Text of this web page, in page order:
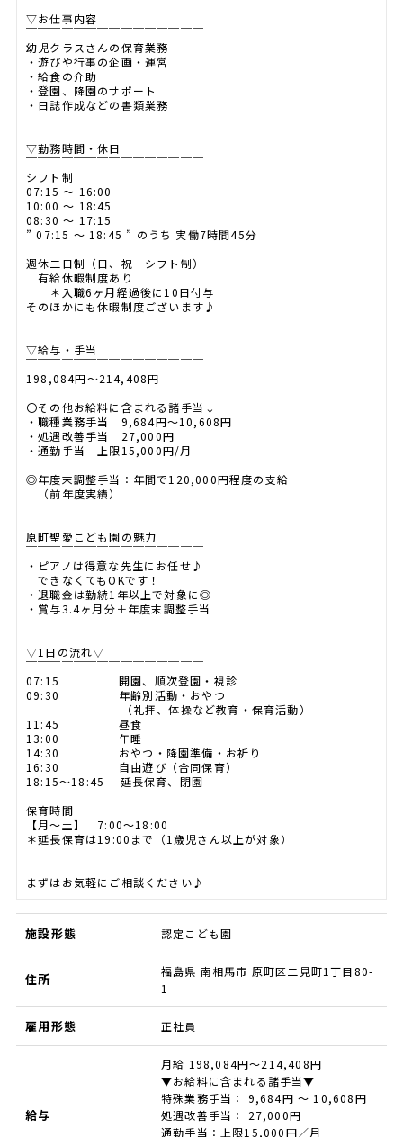
▽お仕事内容
￣￣￣￣￣￣￣￣￣￣￣￣￣￣￣
幼児クラスさんの保育業務
・遊びや行事の企画・運営
・給食の介助
・登園、降園のサポート
・日誌作成などの書類業務
▽勤務時間・休日
￣￣￣￣￣￣￣￣￣￣￣￣￣￣￣
シフト制
07:15 ～ 16:00
10:00 ～ 18:45
08:30 ～ 17:15
” 07:15 ～ 18:45 ” のうち 実働7時間45分
週休二日制（日、祝 シフト制）
有給休暇制度あり
＊入職6ヶ月経過後に10日付与
そのほかにも休暇制度ございます♪
▽給与・手当
￣￣￣￣￣￣￣￣￣￣￣￣￣￣￣
198,084円～214,408円
〇その他お給料に含まれる諸手当↓
・職種業務手当 9,684円～10,608円
・処遇改善手当 27,000円
・通勤手当 上限15,000円/月
◎年度末調整手当：年間で120,000円程度の支給
（前年度実績）
原町聖愛こども園の魅力
￣￣￣￣￣￣￣￣￣￣￣￣￣￣￣
・ピアノは得意な先生にお任せ♪
できなくてもOKです！
・退職金は勤続1年以上で対象に◎
・賞与3.4ヶ月分＋年度末調整手当
▽1日の流れ▽
￣￣￣￣￣￣￣￣￣￣￣￣￣￣￣
07:15 開園、順次登園・視診
09:30 年齢別活動・おやつ
（礼拝、体操など教育・保育活動）
11:45 昼食
13:00 午睡
14:30 おやつ・降園準備・お祈り
16:30 自由遊び（合同保育）
18:15～18:45 延長保育、閉園
保育時間
【月～土】 7:00～18:00
＊延長保育は19:00まで（1歳児さん以上が対象）
まずはお気軽にご相談ください♪
施設形態 認定こども園
住所
福島県 南相馬市 原町区二見町1丁目80-
1
雇用形態 正社員
給与
月給 198,084円～214,408円
▼お給料に含まれる諸手当▼
特殊業務手当： 9,684円 〜 10,608円
処遇改善手当： 27,000円
通勤手当：上限15,000円／月